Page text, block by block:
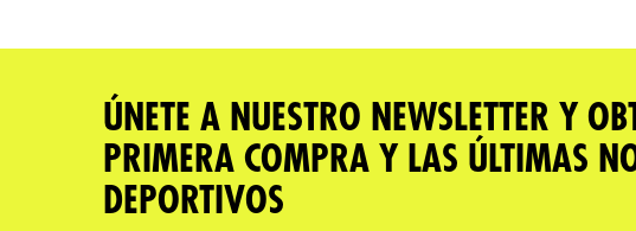
★★★★★
Dirección de email
ÚNETE A NUESTRO NEWSLETTER Y
PRIMERA COMPRA Y LAS ÚLTIMAS
DEPORTIVOS